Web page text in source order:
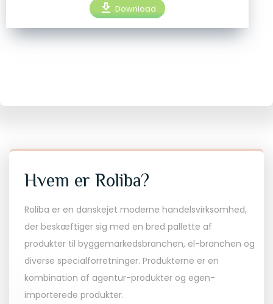
download Download
Hvem er Roliba?
Roliba er en danskejet moderne handelsvirksomhed,
der beskæftiger sig med en bred pallette af
produkter til byggemarkedsbranchen, el-branchen og
diverse specialforretninger. Produkterne er en
kombination af agentur-produkter og egen-
importerede produkter.